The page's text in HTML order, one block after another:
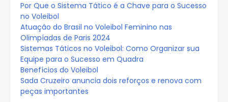
Por Que o Sistema Tático é a Chave para o Sucesso
no Voleibol
Atuação do Brasil no Voleibol Feminino nas
Olimpíadas de Paris 2024
Sistemas Táticos no Voleibol: Como Organizar sua
Equipe para o Sucesso em Quadra
Benefícios do Voleibol
Sada Cruzeiro anuncia dois reforços e renova com
peças importantes